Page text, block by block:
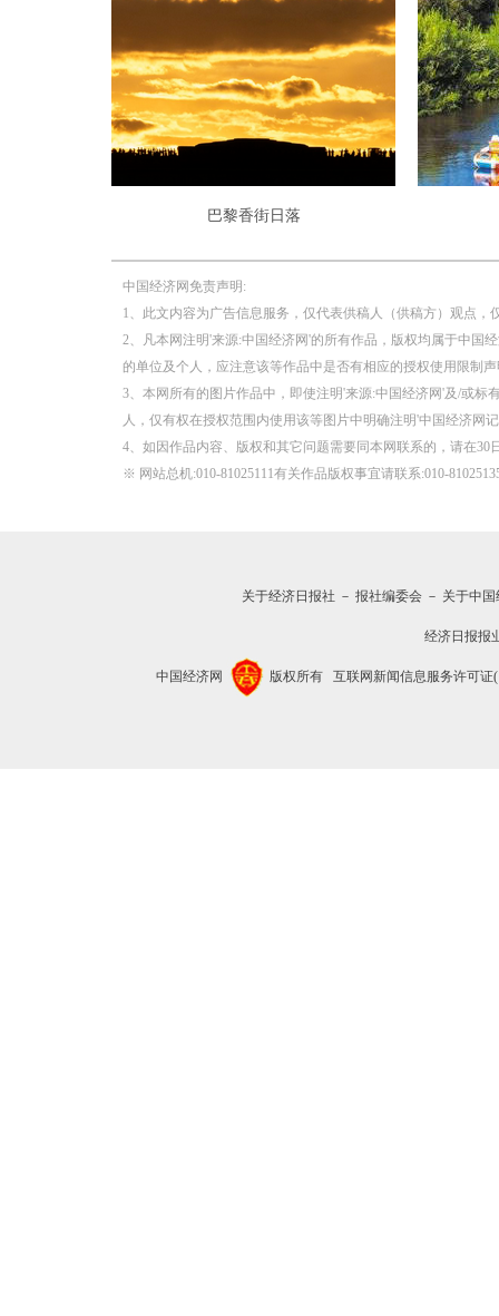
巴黎香街日落
中国经济网免责声明:
1、此文内容为广告信息服务，仅代表供稿人（供稿方）观点，
2、凡本网注明'来源:中国经济网'的所有作品，版权均属于中国
的单位及个人，应注意该等作品中是否有相应的授权使用限制
3、本网所有的图片作品中，即使注明'来源:中国经济网'及/或标
人，仅有权在授权范围内使用该等图片中明确注明'中国经济
4、如因作品内容、版权和其它问题需要同本网联系的，请在30
※ 网站总机:010-81025111有关作品版权事宜请联系:010-
关于经济日报社 － 报社编委会 － 关于中
经济日报报
中国经济网 版权所有 互联网新闻信息服务许可证